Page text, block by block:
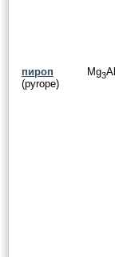
пироп
(pyrope)
Mg3Al